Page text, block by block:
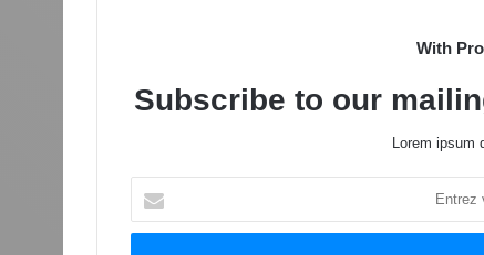
With
Subscribe to our
Lorem ipsum
votre
adresse